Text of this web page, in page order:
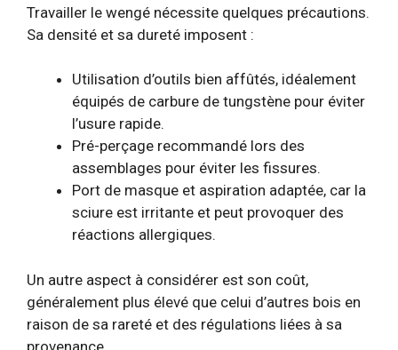
Travailler le wengé nécessite quelques précautions.
Sa densité et sa dureté imposent :
Utilisation d’outils bien affûtés, idéalement
équipés de carbure de tungstène pour éviter
l’usure rapide.
Pré-perçage recommandé lors des
assemblages pour éviter les fissures.
Port de masque et aspiration adaptée, car la
sciure est irritante et peut provoquer des
réactions allergiques.
Un autre aspect à considérer est son coût,
généralement plus élevé que celui d’autres bois en
raison de sa rareté et des régulations liées à sa
provenance.